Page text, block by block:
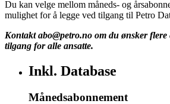
Du kan velge mellom måneds- og
mulighet for å legge ved tilgang til Petro
Kontakt abo@petro.no om du ønsker
tilgang for alle ansatte.
Inkl. Database
Månedsabonnement